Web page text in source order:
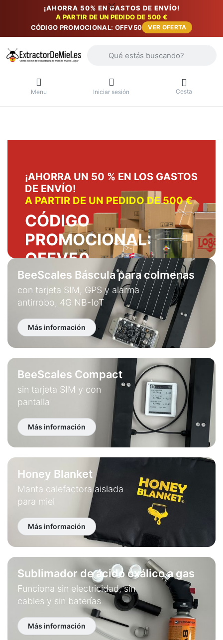
¡AHORRA 50% EN GASTOS DE ENVÍO!
A PARTIR DE UN PEDIDO DE 500 €
CÓDIGO PROMOCIONAL: OFFV50
VER OFERTA
Menu Iniciar sesión Cesta
¡AHORRA UN 50 % EN LOS GASTOS
DE ENVÍO!
A PARTIR DE UN PEDIDO DE 500 €
CÓDIGO
PROMOCIONAL:
OFFV50
VER OFERTA
BeeScales Báscula para colmenas
con tarjeta SIM, GPS y alarma
antirrobo, 4G NB-IoT
Más información
BeeScales Compact
sin tarjeta SIM y con
pantalla
Más información
Honey Blanket
Manta calefactora aislada
para miel
Más información
Sublimador de ácido oxálico a gas
Funciona sin electricidad, sin
cables y sin baterías
Más información